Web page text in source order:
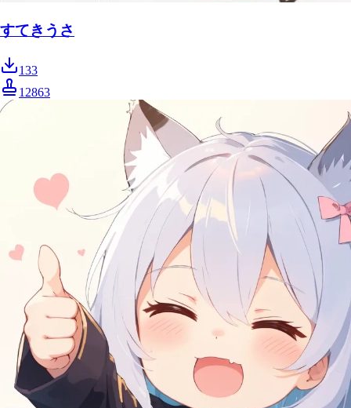
すてきうさ
133
12863